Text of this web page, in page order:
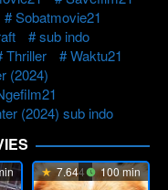
Sobatmovie21
sub indo
Thriller
Waktu21
(2024)
(2024) sub indo
7.644 100 min